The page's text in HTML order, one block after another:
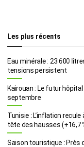
Les plus récents
Eau minérale : 23 600
tensions persistent
Kairouan : Le futur
septembre
Tunisie : L’inflation
tête des hausses (+16,7
Saison touristique : Près